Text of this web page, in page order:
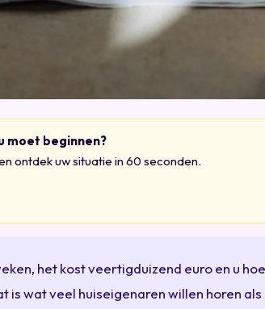
moet beginnen?
ontdek uw situatie in 60 seconden.
het kost veertigduizend euro en u
is wat veel huiseigenaren willen horen